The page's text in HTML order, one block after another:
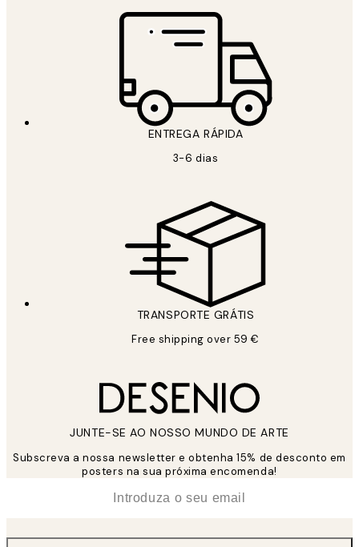
ENTREGA RÁPIDA
3-6 dias
TRANSPORTE GRÁTIS
Free shipping over 59 €
JUNTE-SE AO NOSSO MUNDO DE ARTE
Subscreva a nossa newsletter e obtenha 15% de desconto em
posters na sua próxima encomenda!